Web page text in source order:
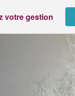
votre gestion